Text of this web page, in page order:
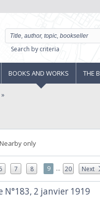
Search by criteria
BOOKS AND WORKS THE
Nearby only
7 8 9 ... 20 Next
2 janvier 1919‎